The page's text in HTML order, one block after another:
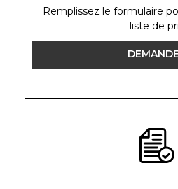
Remplissez le formulaire
liste de